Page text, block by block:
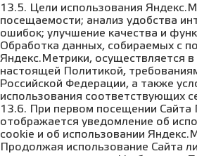
13.5. Цели использования
посещаемости; анализ удобства
ошибок; улучшение качества и
Обработка данных, собираемых с
Яндекс.Метрики, осуществляется в
настоящей Политикой,
Российской Федерации, а также
использования соответствующих
13.6. При первом посещении Сайта
отображается уведомление об
cookie и об использовании
Продолжая использование Сайта